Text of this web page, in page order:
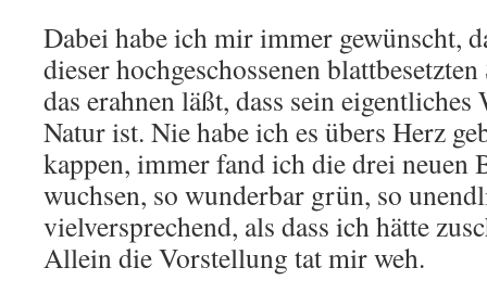
Dabei habe ich mir immer gewünscht,
dieser hochgeschossenen
das erahnen läßt, dass sein eigentliches
Natur ist. Nie habe ich es übers Herz
kappen, immer fand ich die drei neuen
wuchsen, so wunderbar grün, so
vielversprechend, als dass ich hätte
Allein die Vorstellung tat mir weh.